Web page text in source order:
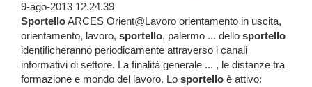
9-ago-2013 12.24.39
SportelloARCES Orient@Lavoro orientamento in uscita,
orientamento, lavoro, sportello, palermo ... dello sportello
identificheranno periodicamente attraverso i canali
informativi di settore. La finalità generale ... , le distanze tra
formazione e mondo del lavoro. Lo sportello è attivo: